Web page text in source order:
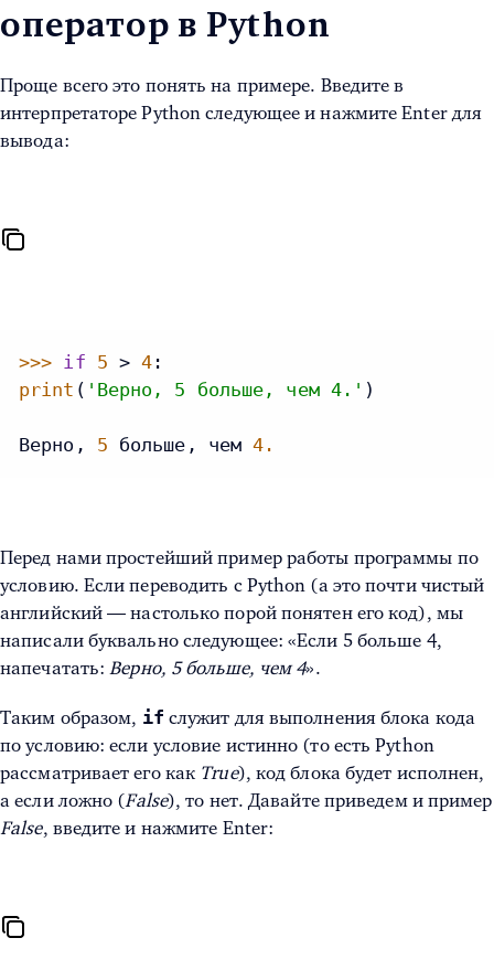
оператор в Python
Проще всего это понять на примере. Введите в
интерпретаторе Python следующее и нажмите Enter для
вывода:
>>> if 5 > 4
print ( 'Верно, 5 больше, чем 4.' )
Верно, 5 больше, чем 4.
Перед нами простейший пример работы программы по
условию. Если переводить с Python (а это почти чистый
английский — настолько порой понятен его код), мы
написали буквально следующее: «Если 5 больше 4,
напечатать:Верно, 5 больше, чем 4».
Таким образом, if служит для выполнения блока кода
по условию: если условие истинно (то есть Python
рассматривает его как True), код блока будет исполнен,
а если ложно (False), то нет. Давайте приведем и пример
False, введите и нажмите Enter: